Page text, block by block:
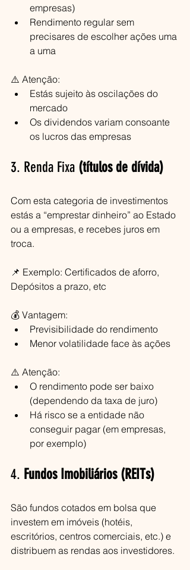
empresas)
Rendimento regular sem
precisares de escolher ações uma
a uma
⚠️ Atenção:
Estás sujeito às oscilações do
mercado
Os dividendos variam consoante
os lucros das empresas
3. Renda Fixa (títulos de dívida)
Com esta categoria de investimentos
estás a “emprestar dinheiro” ao Estado
ou a empresas, e recebes juros em
troca.
📌 Exemplo: Certificados de aforro,
Depósitos a prazo, etc
💰 Vantagem:
Previsibilidade do rendimento
Menor volatilidade face às ações
⚠️ Atenção:
O rendimento pode ser baixo
(dependendo da taxa de juro)
Há risco se a entidade não
conseguir pagar (em empresas,
por exemplo)
4. Fundos Imobiliários (REITs)
São fundos cotados em bolsa que
investem em imóveis (hotéis,
escritórios, centros comerciais, etc.) e
distribuem as rendas aos investidores.